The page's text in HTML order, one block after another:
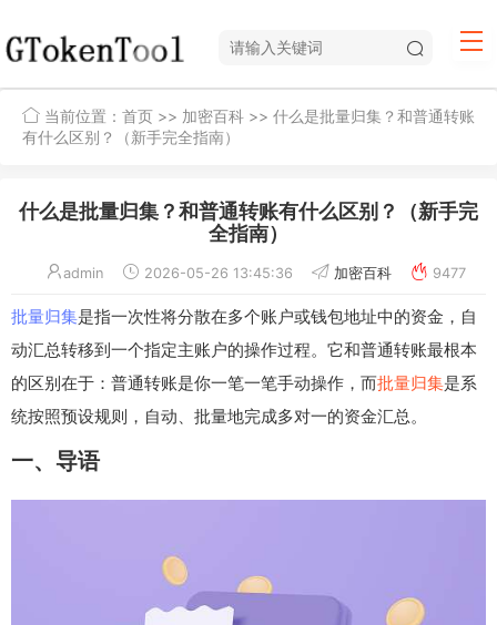
当前位置： 首页 >> 加密百科 >> 什么是批量归集？和普通转账
有什么区别？（新手完全指南）
什么是批量归集？和普通转账有什么区别？（新手完
全指南）
admin 2026-05-26 13:45:36 加密百科 9477
批量归集是指一次性将分散在多个账户或钱包地址中的资金，自
动汇总转移到一个指定主账户的操作过程。它和普通转账最根本
的区别在于：普通转账是你一笔一笔手动操作，而批量归集是系
统按照预设规则，自动、批量地完成多对一的资金汇总。
一、导语